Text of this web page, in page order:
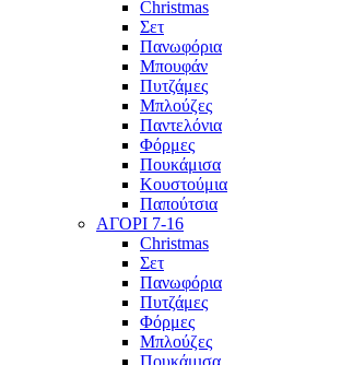
Christmas
Σετ
Πανωφόρια
Μπουφάν
Πυτζάμες
Μπλούζες
Παντελόνια
Φόρμες
Πουκάμισα
Κουστούμια
Παπούτσια
ΑΓΟΡΙ 7-16
Christmas
Σετ
Πανωφόρια
Πυτζάμες
Φόρμες
Μπλούζες